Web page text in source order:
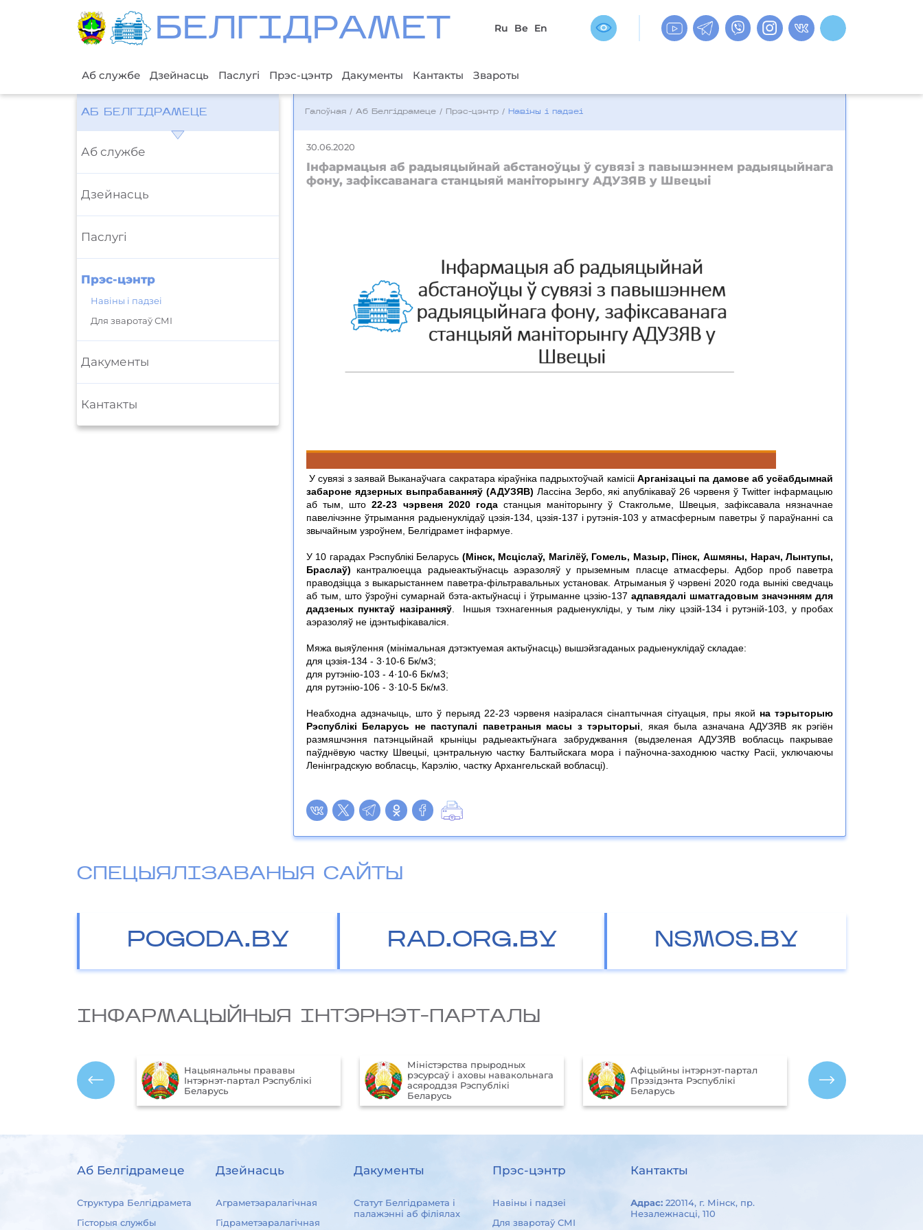
БЕЛГIДРAМЕТ Ru Be En
Аб службе Дзейнасць Паслугі Прэс-цэнтр Дакументы Кантакты Звароты
АБ БЕЛГІДРАМЕЦЕ
Аб службе
Дзейнасць
Паслугі
Прэс-цэнтр
Навіны і падзеі
Для зваротаў СМІ
Дакументы
Кантакты
Галоўная /Аб Белгідрамеце / Прэс-цэнтр / Навіны і падзеі
30.06.2020
Інфармацыя аб радыяцыйнай абстаноўцы ў сувязі з павышэннем радыяцыйнага
фону, зафіксаванага станцыяй маніторынгу АДУЗЯВ y Швецыі
У сувязі з заявай Выканаўчага сакратара кіраўніка падрыхтоўчай камісіі Арганізацыі па дамове аб усёабдымнай
забароне ядзерных выпрабаванняў (АДУЗЯВ) Лассіна Зербо, які апублікаваў 26 чэрвеня ў Twitter інфармацыю
аб тым, што22-23 чэрвеня 2020 годастанцыя маніторынгу ў Стакгольме, Швецыя, зафіксавала нязначнае
павелічэнне ўтрымання радыенуклідаў цэзія-134, цэзія-137 і рутэнія-103 у атмасферным паветры ў параўнанні са
звычайным узроўнем, Белгідрамет інфармуе.
У 10 гарадах Рэспублікі Беларусь (Мінск, Мсціслаў, Магілёў, Гомель, Мазыр, Пінск, Ашмяны, Нарач, Лынтупы,
Браслаў) кантралюецца радыеактыўнасць аэразоляў у прыземным пласце атмасферы. Адбор проб паветра
праводзіцца з выкарыстаннем паветра-фільтравальных установак. Атрыманыя ў чэрвені 2020 года вынікі сведчаць
аб тым, што ўзроўні сумарнай бэта-актыўнасці і ўтрыманне цэзію-137 адпавядалі шматгадовым значэнням для
дадзеных пунктаў назіранняў. Іншыя тэхнагенныя радыенукліды, у тым ліку цэзій-134 і рутэній-103, у пробах
аэразоляў не ідэнтыфікаваліся.
Мяжа выяўлення (мінімальная дэтэктуемая актыўнасць) вышэйзгаданых радыенуклідаў складае:
для цэзія-134 - 3·10-6 Бк/м3;
для рутэнію-103 - 4·10-6 Бк/м3;
для рутэнію-106 - 3·10-5 Бк/м3.
Неабходна адзначыць, што ў перыяд 22-23 чэрвеня назіралася сінаптычная сітуацыя, пры якой на тэрыторыю
Рэспублікі Беларусь не паступалі паветраныя масы з тэрыторыі , якая была азначана АДУЗЯВ як рэгіён
размяшчэння патэнцыйнай крыніцы радыеактыўнага забруджвання (выдзеленая АДУЗЯВ вобласць пакрывае
паўднёвую частку Швецыі, цэнтральную частку Балтыйскага мора і паўночна-заходнюю частку Расіі, уключаючы
Ленінградскую вобласць, Карэлію, частку Архангельскай вобласці).
СПЕЦЫЯЛІЗАВАНЫЯ САЙТЫ
POGODA.BY RAD.ORG.BY NSMOS.BY
IНФАРМАЦЫЙНЫЯ IНТЭРНЭТ-ПАРТАЛЫ
Беларусь
Нацыянальны прававы
Інтэрнэт-партал Рэспублікі
Беларусь
Міністэрства прыродных
рэсурсаў і аховы навакольнага
асяроддзя Рэспублікі
Беларусь
Aфiцыйны iнтэрнэт-партал
Прэзiдэнта Рэспублiкi
Беларусь
Аб Белгідрамеце
Структура Белгідрамета
Гісторыя службы
Дзейнасць
Аграметэаралагічная
Гідраметэаралагічная
Дакументы
Статут Белгідрамета і
палажэнні аб філіялах
Прэс-цэнтр
Навіны і падзеі
Для зваротаў СМІ
Кантакты
Адрас: 220114, г. Мінск, пр.
Незалежнасці, 110